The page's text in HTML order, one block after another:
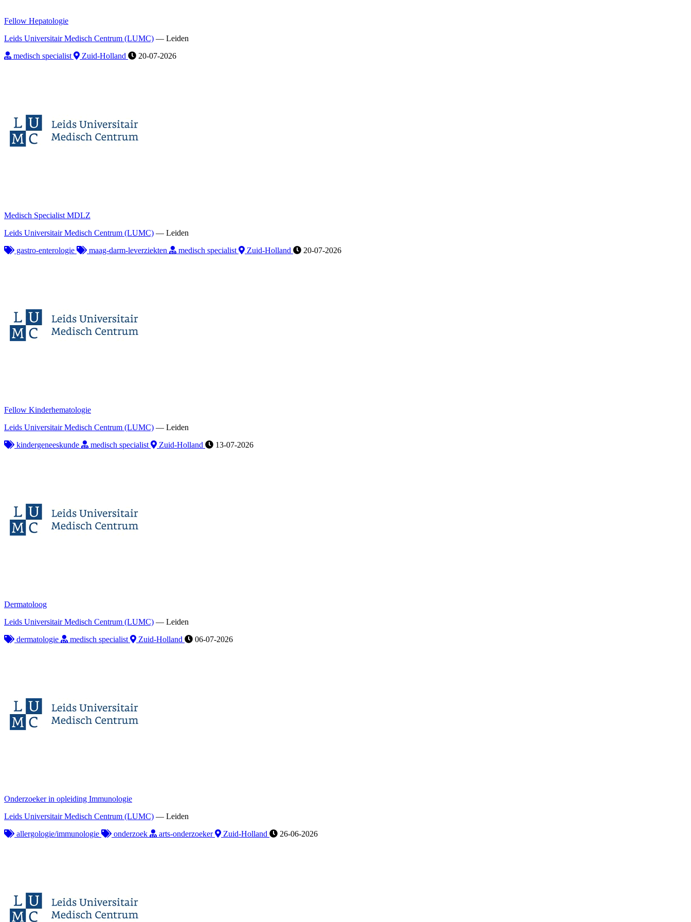
Fellow Hepatologie
Leids Universitair Medisch Centrum (LUMC) — Leiden
medisch specialist
Zuid-Holland 20-07-2026
Medisch Specialist MDLZ
Leids Universitair Medisch Centrum (LUMC) — Leiden
gastro-enterologie
maag-darm-leverziekten medisch specialist Zuid-Holland 20-07-2026
Fellow Kinderhematologie
Leids Universitair Medisch Centrum (LUMC) — Leiden
kindergeneeskunde
medisch specialist Zuid-Holland 13-07-2026
Dermatoloog
Leids Universitair Medisch Centrum (LUMC) — Leiden
dermatologie
medisch specialist Zuid-Holland 06-07-2026
Onderzoeker in opleiding Immunologie
Leids Universitair Medisch Centrum (LUMC) — Leiden
allergologie/immunologie
onderzoek arts-onderzoeker Zuid-Holland 26-06-2026